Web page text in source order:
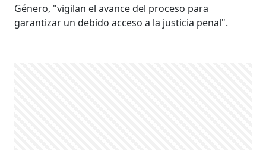
Género, "vigilan el avance del proceso para
garantizar un debido acceso a la justicia penal".